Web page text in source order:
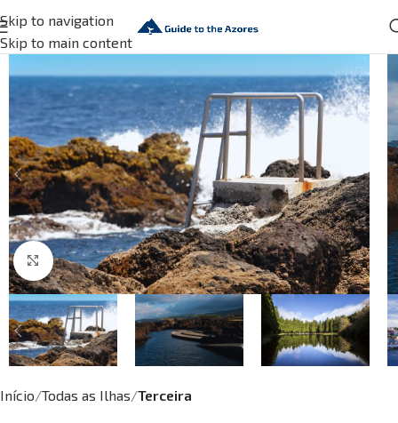
Skip to navigation
Skip to main content
Click to enlarge
Início Todas as Ilhas Terceira